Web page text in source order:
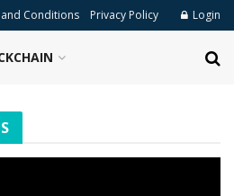
Conditions Privacy Policy Login